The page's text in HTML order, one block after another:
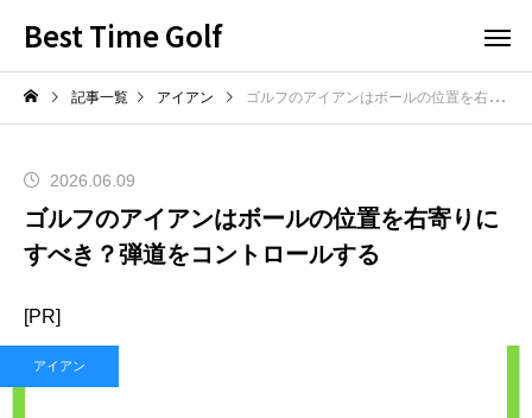
Best Time Golf
記事一覧 アイアン ゴルフのアイアンはボールの位置を右寄りにすべき？弾道をコントロールする
2026.06.09
ゴルフのアイアンはボールの位置を右寄りに
すべき？弾道をコントロールする
[PR]
アイアン